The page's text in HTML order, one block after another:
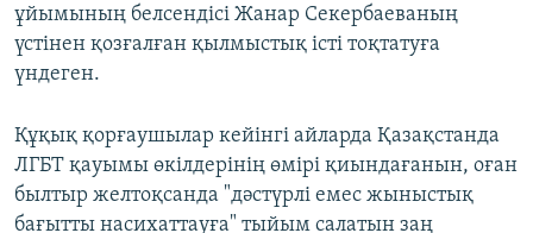
ұйымының белсендісі Жанар Секербаеваның
үстінен қозғалған қылмыстық істі тоқтатуға
үндеген.
Құқық қорғаушылар кейінгі айларда Қазақстанда
ЛГБТ қауымы өкілдерінің өмірі қиындағанын, оған
былтыр желтоқсанда "дәстүрлі емес жыныстық
бағытты насихаттауға" тыйым салатын заң